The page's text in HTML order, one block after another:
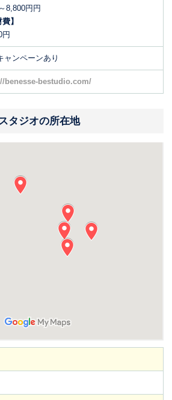
8,800円円
費】
円
ャンペーンあり
benesse-bestudio.com/
タジオの所在地